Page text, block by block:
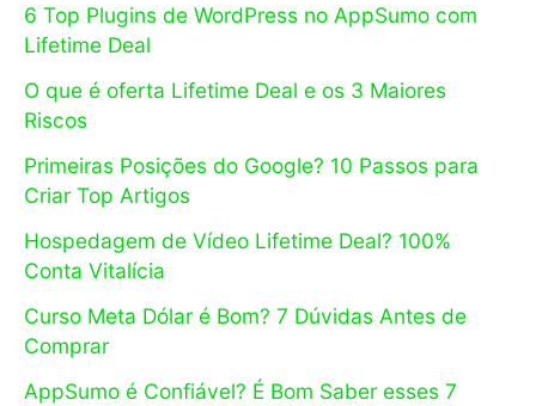
6 Top Plugins de WordPress no AppSumo com
Lifetime Deal
O que é oferta Lifetime Deal e os 3 Maiores
Riscos
Primeiras Posições do Google? 10 Passos para
Criar Top Artigos
Hospedagem de Vídeo Lifetime Deal? 100%
Conta Vitalícia
Curso Meta Dólar é Bom? 7 Dúvidas Antes de
Comprar
AppSumo é Confiável? É Bom Saber esses 7